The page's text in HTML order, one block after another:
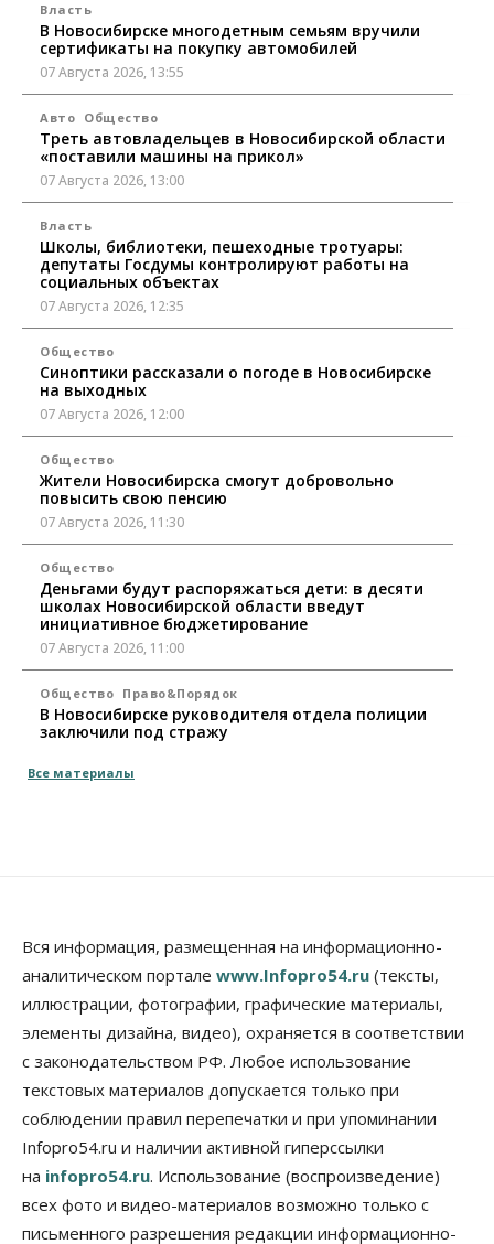
Власть
В Новосибирске многодетным семьям вручили
сертификаты на покупку автомобилей
07 Августа 2026, 13:55
Авто Общество
Треть автовладельцев в Новосибирской области
«поставили машины на прикол»
07 Августа 2026, 13:00
Власть
Школы, библиотеки, пешеходные тротуары:
депутаты Госдумы контролируют работы на
социальных объектах
07 Августа 2026, 12:35
Общество
Синоптики рассказали о погоде в Новосибирске
на выходных
07 Августа 2026, 12:00
Общество
Жители Новосибирска смогут добровольно
повысить свою пенсию
07 Августа 2026, 11:30
Общество
Деньгами будут распоряжаться дети: в десяти
школах Новосибирской области введут
инициативное бюджетирование
07 Августа 2026, 11:00
Общество Право&Порядок
В Новосибирске руководителя отдела полиции
заключили под стражу
выстраивают системы защиты от атак БПЛА
07 Августа 2026, 09:00
Бизнес
По «Сибэлектротерму» выдали исполнительные
листы на полмиллиарда рублей
Бизнес Власть Медицина Общество
Искусственный интеллект предлагают
привлекать к разработке новых лекарств в
России
06 Августа 2026, 19:00
Все материалы
Вся информация, размещенная на информационно-
аналитическом портале www.Infopro54.ru (тексты,
иллюстрации, фотографии, графические материалы,
элементы дизайна, видео), охраняется в соответствии
с законодательством РФ. Любое использование
текстовых материалов допускается только при
соблюдении правил перепечатки и при упоминании
Infopro54.ru и наличии активной гиперссылки
на infopro54.ru. Использование (воспроизведение)
всех фото и видео-материалов возможно только с
письменного разрешения редакции информационно-